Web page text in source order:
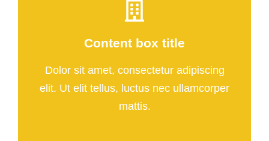
Content box title
Dolor sit amet, consectetur adipiscing
elit. Ut elit tellus, luctus nec ullamcorper
mattis.